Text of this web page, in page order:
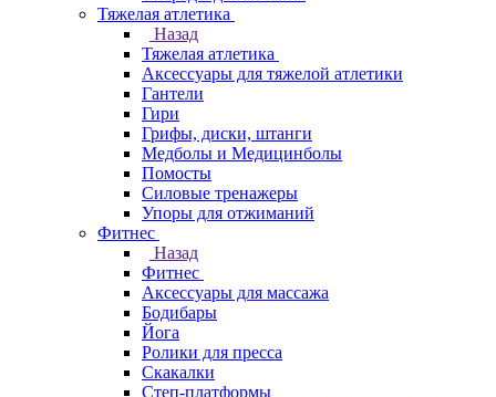
Тяжелая атлетика
Назад
Тяжелая атлетика
Аксессуары для тяжелой атлетики
Гантели
Гири
Грифы, диски, штанги
Медболы и Медицинболы
Помосты
Силовые тренажеры
Упоры для отжиманий
Фитнес
Назад
Фитнес
Аксессуары для массажа
Бодибары
Йога
Ролики для пресса
Скакалки
Степ-платформы